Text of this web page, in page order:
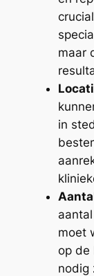
maar
in
moet
op de
nodig